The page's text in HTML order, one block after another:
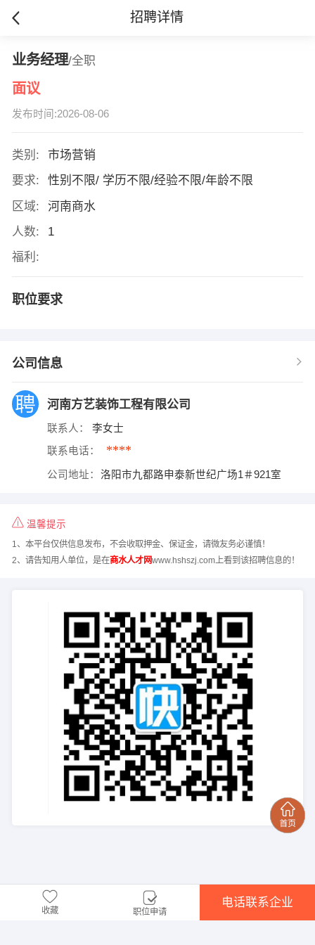
招聘详情
业务经理/全职
面议
发布时间:2026-08-06
类别:
市场营销
要求:
性别不限/ 学历不限/经验不限/年龄不限
区域:
河南商水
人数:
1
福利:
职位要求
公司信息
河南方艺装饰工程有限公司
联系人： 李女士
联系电话： ****
公司地址： 洛阳市九都路申泰新世纪广场1＃921室
温馨提示
1、本平台仅供信息发布，不会收取押金、保证金，请微友务必谨慎！
2、请告知用人单位，是在商水人才网www.hshszj.com上看到该招聘信息的！
收藏 职位申请
电话联系企业